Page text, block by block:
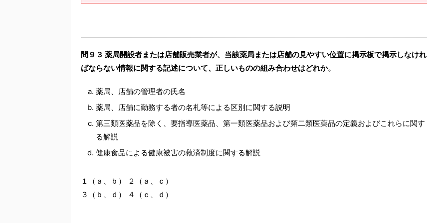
問９３ 薬局開設者または店舗販売業者が、当該薬局または店舗の見やすい位置に掲示板で掲示しなけれ
ばならない情報に関する記述について、正しいものの組み合わせはどれか。
薬局、店舗の管理者の氏名
薬局、店舗に勤務する者の名札等による区別に関する説明
第三類医薬品を除く、要指導医薬品、第一類医薬品および第二類医薬品の定義およびこれらに関す
る解説
健康食品による健康被害の救済制度に関する解説
１（ａ、ｂ） ２（ａ、ｃ）
３（ｂ、ｄ） ４（ｃ、ｄ）